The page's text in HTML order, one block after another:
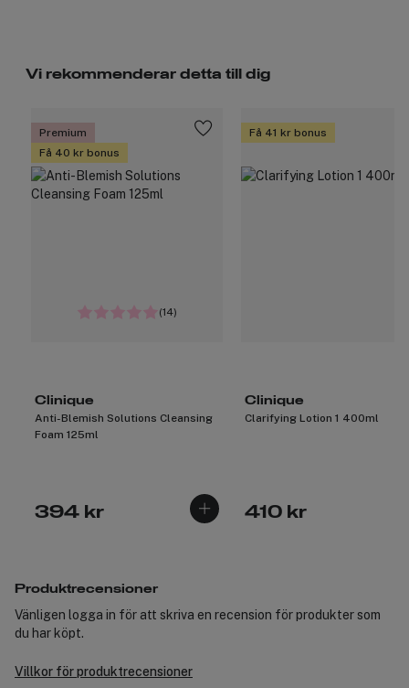
Vi rekommenderar detta till dig
Premium
Få 40 kr bonus
(14)
Clinique
Anti-Blemish Solutions Cleansing
Foam 125ml
394 kr
Få 41 kr bonus
Clinique
Clarifying Lotion 1 400ml
410 kr
Produktrecensioner
Vänligen logga in för att skriva en recension för produkter som
du har köpt.
Villkor för produktrecensioner